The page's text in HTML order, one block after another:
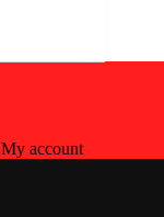
My account